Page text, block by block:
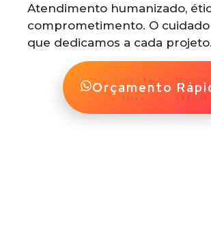
Atendimento humanizado,
comprometimento. O cuidado
que dedicamos a cada projeto.
Orçamento